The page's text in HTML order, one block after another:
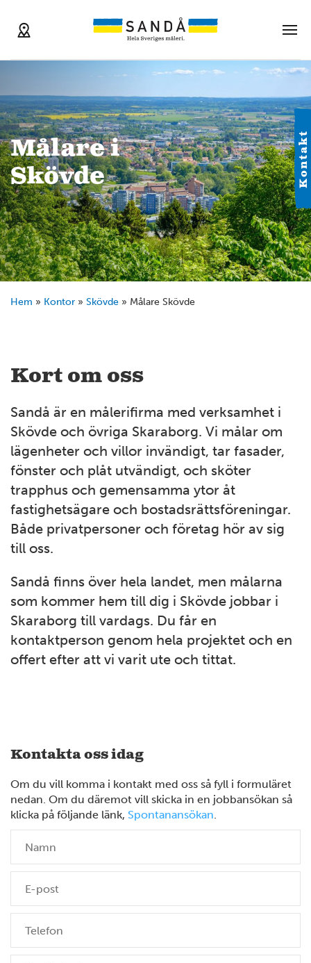
Kontakt
Målare i
Skövde
Hem » Kontor » Skövde » Målare Skövde
Kort om oss
Sandå är en målerifirma med verksamhet i
Skövde och övriga Skaraborg. Vi målar om
lägenheter och villor invändigt, tar fasader,
fönster och plåt utvändigt, och sköter
trapphus och gemensamma ytor åt
fastighetsägare och bostadsrättsföreningar.
Både privatpersoner och företag hör av sig
till oss.
Sandå finns över hela landet, men målarna
som kommer hem till dig i Skövde jobbar i
Skaraborg till vardags. Du får en
kontaktperson genom hela projektet och en
offert efter att vi varit ute och tittat.
Kontakta oss idag
Om du vill komma i kontakt med oss så fyll i formuläret
nedan. Om du däremot vill skicka in en jobbansökan så
klicka på följande länk, Spontanansökan.